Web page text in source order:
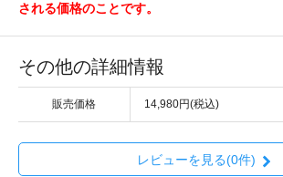
される価格のことです。
その他の詳細情報
販売価格 14,980円(税込)
レビューを見る(0件)